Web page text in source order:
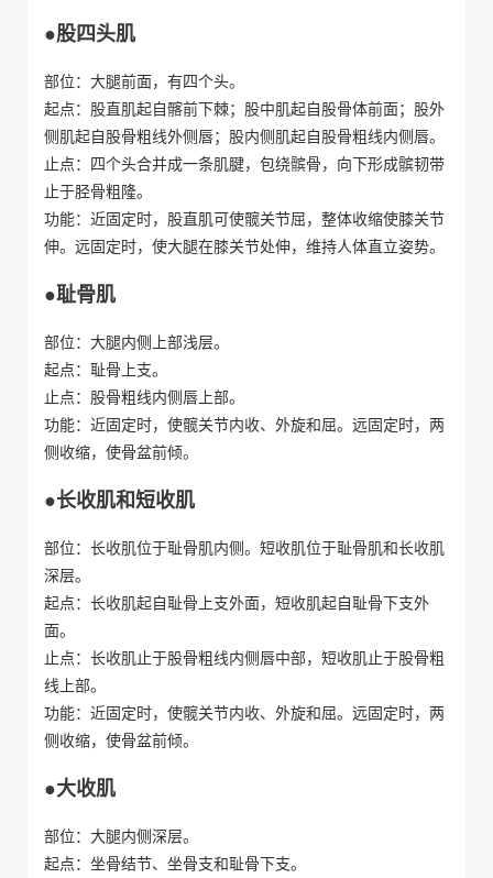
●股四头肌
部位：大腿前面，有四个头。
起点：股直肌起自髂前下棘；股中肌起自股骨体前面；股外
侧肌起自股骨粗线外侧唇；股内侧肌起自股骨粗线内侧唇。
止点：四个头合并成一条肌腱，包绕髌骨，向下形成髌韧带
止于胫骨粗隆。
功能：近固定时，股直肌可使髋关节屈，整体收缩使膝关节
伸。远固定时，使大腿在膝关节处伸，维持人体直立姿势。
●耻骨肌
部位：大腿内侧上部浅层。
起点：耻骨上支。
止点：股骨粗线内侧唇上部。
功能：近固定时，使髋关节内收、外旋和屈。远固定时，两
侧收缩，使骨盆前倾。
●长收肌和短收肌
部位：长收肌位于耻骨肌内侧。短收肌位于耻骨肌和长收肌
深层。
起点：长收肌起自耻骨上支外面，短收肌起自耻骨下支外
面。
止点：长收肌止于股骨粗线内侧唇中部，短收肌止于股骨粗
线上部。
功能：近固定时，使髋关节内收、外旋和屈。远固定时，两
侧收缩，使骨盆前倾。
●大收肌
部位：大腿内侧深层。
起点：坐骨结节、坐骨支和耻骨下支。